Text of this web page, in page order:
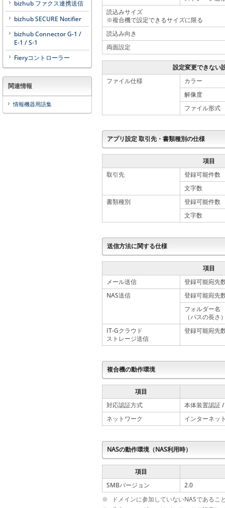
読込みサイズ
※複合機で設定できるサイズに限る
読込み向き
両面設定
設定変更できない
ファイル仕様
カラー
解像度
ファイル形式
アプリ設定 取引先・書類種別の仕様
項目
取引先
登録可能件数
文字数
書類種別
登録可能件数
文字数
送信方法に関する仕様
項目
メール送信
登録可能宛先
NAS送信
登録可能宛先
フォルダー名
（パスの長さ
IT-Gクラウド
ストレージ送信
登録可能宛先
複合機の動作環境
項目
対応認証方式
本体装置認証
ネットワーク
インターネッ
NASの動作環境（NAS利用時）
項目
SMBバージョン
2.0
※
ドメインに参加していないNASであるこ
bizhub ファクス連携送信
bizhub SECURE Notifier
bizhub Connector G-1 /
E-1 / S-1
Fieryコントローラー
関連情報
情報機器用語集